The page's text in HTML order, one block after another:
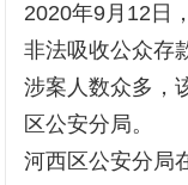
2020年9月12日
非法吸收公众存
涉案人数众多，
区公安分局。
河西区公安分局